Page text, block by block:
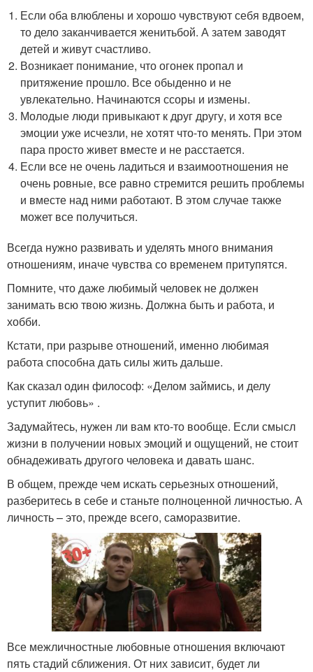
Если оба влюблены и хорошо чувствуют себя вдвоем,
то дело заканчивается женитьбой. А затем заводят
детей и живут счастливо.
Возникает понимание, что огонек пропал и
притяжение прошло. Все обыденно и не
увлекательно. Начинаются ссоры и измены.
Молодые люди привыкают к друг другу, и хотя все
эмоции уже исчезли, не хотят что-то менять. При этом
пара просто живет вместе и не расстается.
Если все не очень ладиться и взаимоотношения не
очень ровные, все равно стремится решить проблемы
и вместе над ними работают. В этом случае также
может все получиться.
Всегда нужно развивать и уделять много внимания
отношениям, иначе чувства со временем притупятся.
Помните, что даже любимый человек не должен
занимать всю твою жизнь. Должна быть и работа, и
хобби.
Кстати, при разрыве отношений, именно любимая
работа способна дать силы жить дальше.
Как сказал один философ: «Делом займись, и делу
уступит любовь» .
Задумайтесь, нужен ли вам кто-то вообще. Если смысл
жизни в получении новых эмоций и ощущений, не стоит
обнадеживать другого человека и давать шанс.
В общем, прежде чем искать серьезных отношений,
разберитесь в себе и станьте полноценной личностью. А
личность – это, прежде всего, саморазвитие.
Все межличностные любовные отношения включают
пять стадий сближения. От них зависит, будет ли